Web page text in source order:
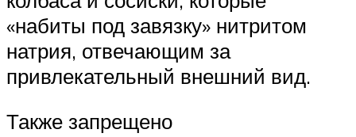
«набиты под завязку» нитритом
натрия, отвечающим за
привлекательный внешний вид.
Также запрещено